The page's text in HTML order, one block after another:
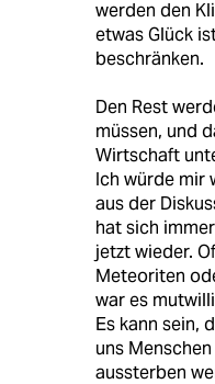
werden den
etwas Glück
beschränken.
Den Rest
müssen, und
Wirtschaft
Ich würde mir
aus der
hat sich
jetzt wieder.
Meteoriten
war es
Es kann sein,
uns
aussterben